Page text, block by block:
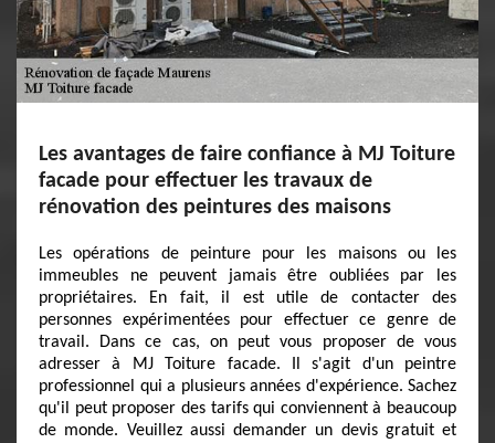
Les avantages de faire confiance à MJ Toiture
facade pour effectuer les travaux de
rénovation des peintures des maisons
Les opérations de peinture pour les maisons ou les
immeubles ne peuvent jamais être oubliées par les
propriétaires. En fait, il est utile de contacter des
personnes expérimentées pour effectuer ce genre de
travail. Dans ce cas, on peut vous proposer de vous
adresser à MJ Toiture facade. Il s'agit d'un peintre
professionnel qui a plusieurs années d'expérience. Sachez
qu'il peut proposer des tarifs qui conviennent à beaucoup
de monde. Veuillez aussi demander un devis gratuit et